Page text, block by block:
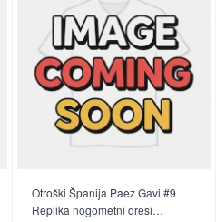
Otroški Španija Paez Gavi #9
Replika nogometni dresi